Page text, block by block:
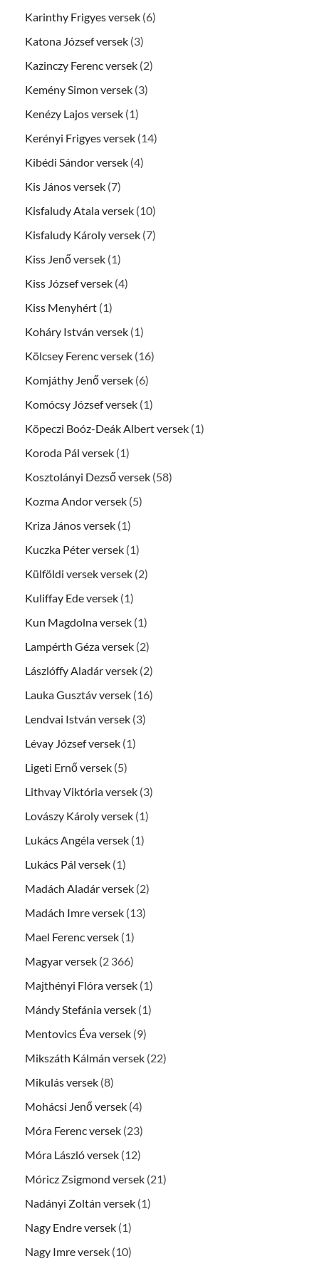
Karinthy Frigyes versek (6)
Katona József versek (3)
Kazinczy Ferenc versek (2)
Kemény Simon versek (3)
Kenézy Lajos versek (1)
Kerényi Frigyes versek (14)
Kibédi Sándor versek (4)
Kis János versek (7)
Kisfaludy Atala versek (10)
Kisfaludy Károly versek (7)
Kiss Jenő versek (1)
Kiss József versek (4)
Kiss Menyhért (1)
Koháry István versek (1)
Kölcsey Ferenc versek (16)
Komjáthy Jenő versek (6)
Komócsy József versek (1)
Köpeczi Boóz-Deák Albert versek (1)
Koroda Pál versek (1)
Kosztolányi Dezső versek (58)
Kozma Andor versek (5)
Kriza János versek (1)
Kuczka Péter versek (1)
Külföldi versek versek (2)
Kuliffay Ede versek (1)
Kun Magdolna versek (1)
Lampérth Géza versek (2)
Lászlóffy Aladár versek (2)
Lauka Gusztáv versek (16)
Lendvai István versek (3)
Lévay József versek (1)
Ligeti Ernő versek (5)
Lithvay Viktória versek (3)
Lovászy Károly versek (1)
Lukács Angéla versek (1)
Lukács Pál versek (1)
Madách Aladár versek (2)
Madách Imre versek (13)
Mael Ferenc versek (1)
Magyar versek (2 366)
Majthényi Flóra versek (1)
Mándy Stefánia versek (1)
Mentovics Éva versek (9)
Mikszáth Kálmán versek (22)
Mikulás versek (8)
Mohácsi Jenő versek (4)
Móra Ferenc versek (23)
Móra László versek (12)
Móricz Zsigmond versek (21)
Nadányi Zoltán versek (1)
Nagy Endre versek (1)
Nagy Imre versek (10)